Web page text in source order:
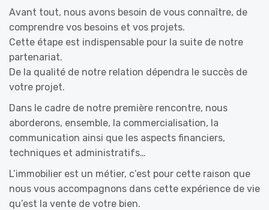
Avant tout, nous avons besoin de vous connaître, de
comprendre vos besoins et vos projets.
Cette étape est indispensable pour la suite de notre
partenariat.
De la qualité de notre relation dépendra le succès de
votre projet.
Dans le cadre de notre première rencontre, nous
aborderons, ensemble, la commercialisation, la
communication ainsi que les aspects financiers,
techniques et administratifs…
L’immobilier est un métier, c’est pour cette raison que
nous vous accompagnons dans cette expérience de vie
qu’est la vente de votre bien.